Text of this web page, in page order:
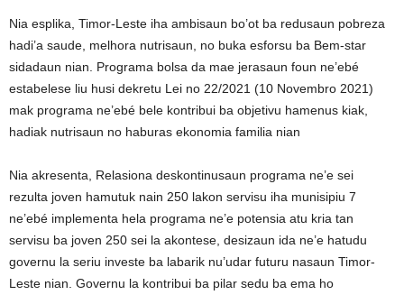
Nia esplika, Timor-Leste iha ambisaun bo’ot ba redusaun pobreza
hadi’a saude, melhora nutrisaun, no buka esforsu ba Bem-star
sidadaun nian. Programa bolsa da mae jerasaun foun ne’ebé
estabelese liu husi dekretu Lei no 22/2021 (10 Novembro 2021)
mak programa ne’ebé bele kontribui ba objetivu hamenus kiak,
hadiak nutrisaun no haburas ekonomia familia nian
Nia akresenta, Relasiona deskontinusaun programa ne’e sei
rezulta joven hamutuk nain 250 lakon servisu iha munisipiu 7
ne’ebé implementa hela programa ne’e potensia atu kria tan
servisu ba joven 250 sei la akontese, desizaun ida ne’e hatudu
governu la seriu investe ba labarik nu’udar futuru nasaun Timor-
Leste nian. Governu la kontribui ba pilar sedu ba ema ho